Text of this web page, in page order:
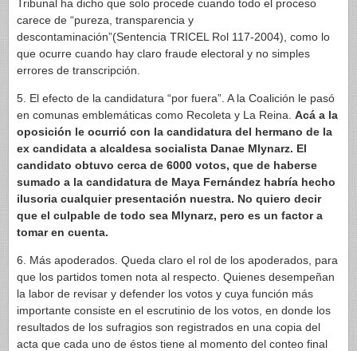
Tribunal ha dicho que solo procede cuando todo el proceso
carece de “pureza, transparencia y
descontaminación”(Sentencia TRICEL Rol 117-2004), como lo
que ocurre cuando hay claro fraude electoral y no simples
errores de transcripción.
5. El efecto de la candidatura “por fuera”. A la Coalición le pasó
en comunas emblemáticas como Recoleta y La Reina. Acá a la
oposición le ocurrió con la candidatura del hermano de la
ex candidata a alcaldesa socialista Danae Mlynarz. El
candidato obtuvo cerca de 6000 votos, que de haberse
sumado a la candidatura de Maya Fernández habría hecho
ilusoria cualquier presentación nuestra. No quiero decir
que el culpable de todo sea Mlynarz, pero es un factor a
tomar en cuenta.
6. Más apoderados. Queda claro el rol de los apoderados, para
que los partidos tomen nota al respecto. Quienes desempeñan
la labor de revisar y defender los votos y cuya función más
importante consiste en el escrutinio de los votos, en donde los
resultados de los sufragios son registrados en una copia del
acta que cada uno de éstos tiene al momento del conteo final